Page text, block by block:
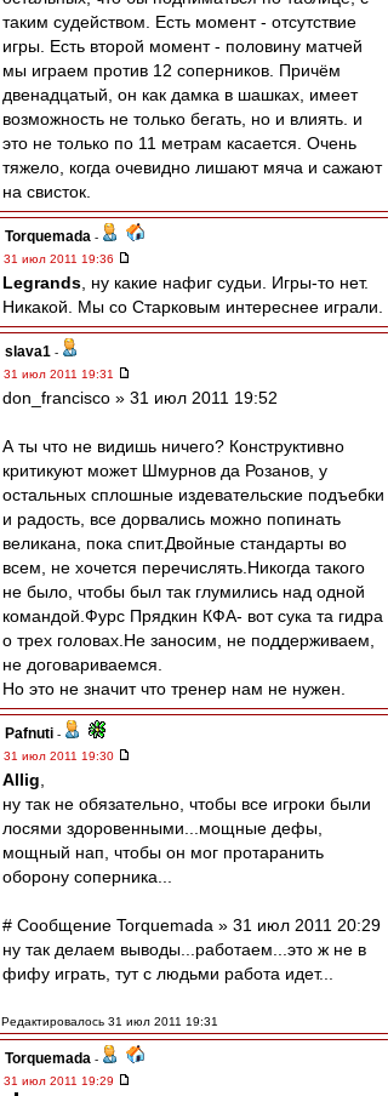
таким судейством. Есть момент - отсутствие
игры. Есть второй момент - половину матчей
мы играем против 12 соперников. Причём
двенадцатый, он как дамка в шашках, имеет
возможность не только бегать, но и влиять. и
это не только по 11 метрам касается. Очень
тяжело, когда очевидно лишают мяча и сажают
на свисток.
Torquemada -
31 июл 2011 19:36
Legrands , ну какие нафиг судьи. Игры-то нет.
Никакой. Мы со Старковым интереснее играли.
slava1 -
31 июл 2011 19:31
don_francisco » 31 июл 2011 19:52
А ты что не видишь ничего? Конструктивно
критикуют может Шмурнов да Розанов, у
остальных сплошные издевательские подъебки
и радость, все дорвались можно попинать
великана, пока спит.Двойные стандарты во
всем, не хочется перечислять.Никогда такого
не было, чтобы был так глумились над одной
командой.Фурс Прядкин КФА- вот сука та гидра
о трех головах.Не заносим, не поддерживаем,
не договариваемся.
Но это не значит что тренер нам не нужен.
Pafnuti -
31 июл 2011 19:30
Allig
ну так не обязательно, чтобы все игроки были
лосями здоровенными...мощные дефы,
мощный нап, чтобы он мог протаранить
оборону соперника...
# Сообщение Torquemada » 31 июл 2011 20:29
ну так делаем выводы...работаем...это ж не в
фифу играть, тут с людьми работа идет...
Редактировалось 31 июл 2011 19:31
Torquemada -
31 июл 2011 19:29